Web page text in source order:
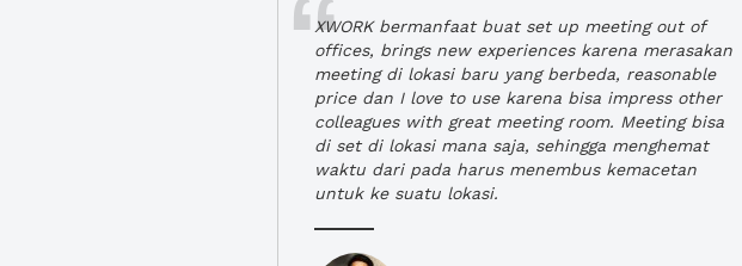
XWORK bermanfaat buat set up meeting out of
offices, brings new experiences karena merasakan
meeting di lokasi baru yang berbeda, reasonable
price dan I love to use karena bisa impress other
colleagues with great meeting room. Meeting bisa
di set di lokasi mana saja, sehingga menghemat
waktu dari pada harus menembus kemacetan
untuk ke suatu lokasi.